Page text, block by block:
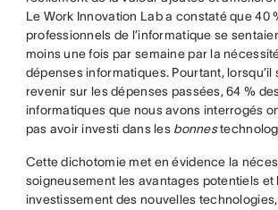
Le Work Innovation Lab a constaté que 40
professionnels de l’informatique se
moins une fois par semaine par la
dépenses informatiques. Pourtant, lorsqu’il
revenir sur les dépenses passées, 64 %
informatiques que nous avons interrogés
pas avoir investi dans les bonnes
Cette dichotomie met en évidence la
soigneusement les avantages potentiels et
investissement des nouvelles